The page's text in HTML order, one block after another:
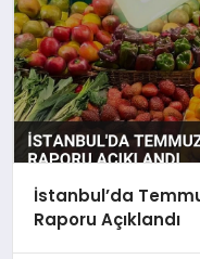
İstanbul’da
Raporu Açıklandı